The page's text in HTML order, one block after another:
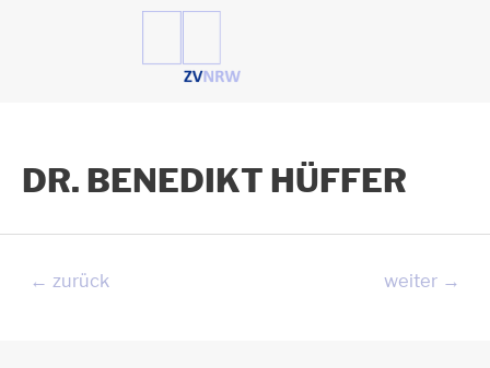
DR. BENEDIKT HÜFFER
Beitragsnavigation
← zurück weiter →